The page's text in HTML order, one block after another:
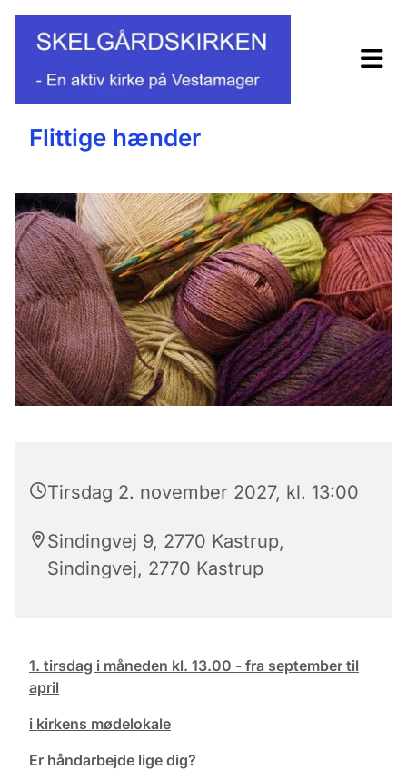
Flittige hænder
Tirsdag 2. november 2027, kl. 13:00
Sindingvej 9, 2770 Kastrup,
Sindingvej, 2770 Kastrup
1. tirsdag i måneden kl. 13.00 - fra september til
april
i kirkens mødelokale
Er håndarbejde lige dig?